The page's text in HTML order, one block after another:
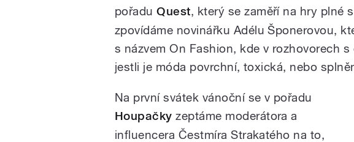
pořaduQuest, který se zaměří na hry plné
zpovídáme novinářku Adélu Šponerovou,
s názvem On Fashion, kde v rozhovorech
jestli je móda povrchní, toxická, nebo
Na první svátek vánoční se v pořadu
Houpačky zeptáme moderátora a
influencera Čestmíra Strakatého na to,